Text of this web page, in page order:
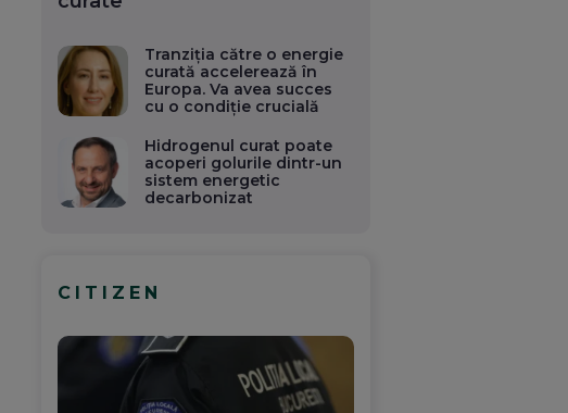
Tranziția către o energie
curată accelerează în
Europa. Va avea succes
cu o condiție crucială
Hidrogenul curat poate
acoperi golurile dintr-un
sistem energetic
decarbonizat
CITIZEN